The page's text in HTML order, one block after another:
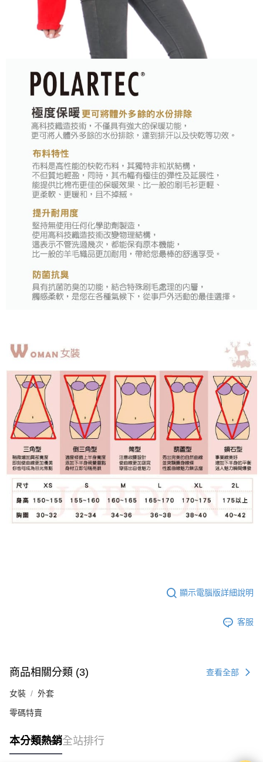
顯示電腦版詳細說明
客服
商品相關分類 (3) 查看全部
女裝 外套
零碼特賣
本分類熱銷全站排行